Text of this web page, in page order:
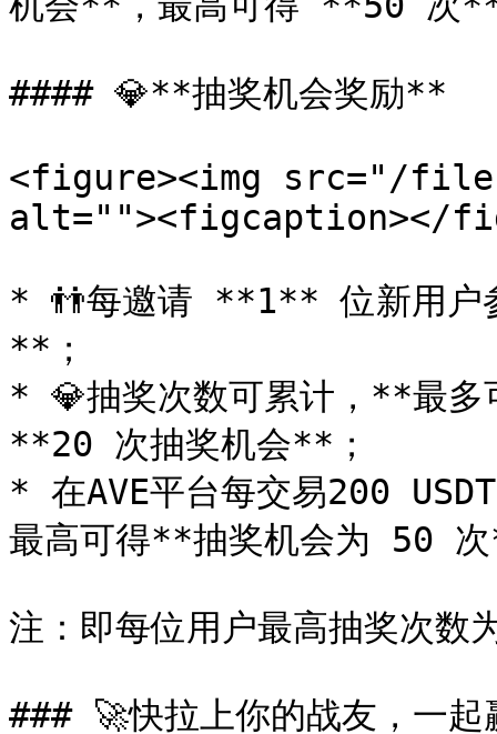
#### 💎**抽奖机会奖励**
<figure><img src="/files/
alt=""><figcaption></
* 👬每邀请 **1** 位新用户
**；
* 💎抽奖次数可累计，**最
**20 次抽奖机会**；
* 在AVE平台每交易200
最高可得**抽奖机会为 50
注：即每位用户最高抽奖次数
### 🚀快拉上你的战友，一起